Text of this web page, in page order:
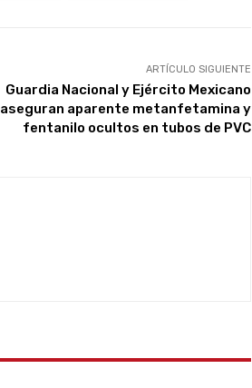
ARTÍCULO SIGUIENTE
Guardia Nacional y Ejército Mexicano
aseguran aparente metanfetamina y
fentanilo ocultos en tubos de PVC